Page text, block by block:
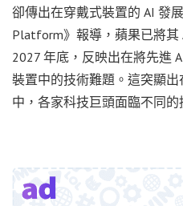
卻傳出在穿戴式裝置的 AI 發
Platform》報導，蘋果已將其
2027 年底，反映出在將先進
裝置中的技術難題。這突顯
中，各家科技巨頭面臨不同的